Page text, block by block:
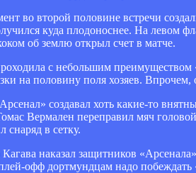
во второй половине встречи
куда плодоноснее. На левом
об землю открыл счет в матче.
с небольшим преимуществом
на половину поля хозяев. Впрочем,
создавал хоть какие-то
Вермален переправил мяч
снаряд в сетку.
наказал защитников
офф дортмундцам надо